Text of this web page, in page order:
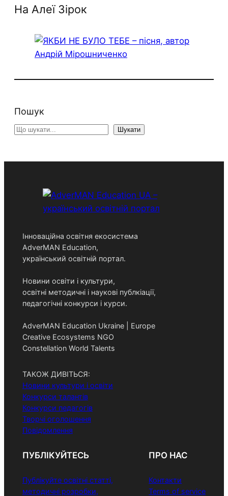
На Алеї Зірок
Пошук
S
Шукати
Інноваційна освітня екосистема
AdverMAN Education,
український освітній портал.
Новини освіти і культури,
освітні методичні і наукові публкіації,
педагогічні конкурси і курси.
AdverMAN Education Ukraine | Europe
Creative Ecosystems NGO
Constellation World Talents
ТАКОЖ ДИВІТЬСЯ:
Новини культури і освіти
Конкурси талантів
Конкурси педагогів
Творчі оголошення
Повідомлення
ПУБЛІКУЙТЕСЬ
Публікуйте освітні статті,
методичні розробки,
ПРО НАС
Контакти
Terms of service